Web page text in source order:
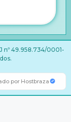
nº 49.958.734/0001-